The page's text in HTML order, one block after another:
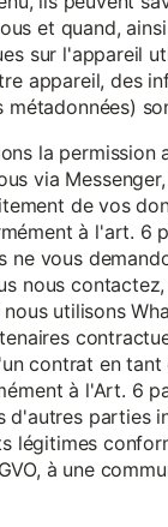
et quand,
sur l'appareil
appareil, des
métadonnées)
la permission
via
de vos
à l'art. 6
ne vous
nous
utilisons
contrat en tant
à l'Art. 6
d'autres parties
légitimes
à une